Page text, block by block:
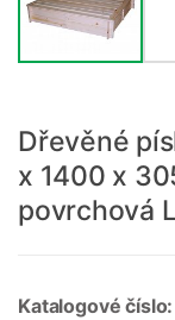
Dřevěné
x 1400 x
povrchová
Katalogové číslo: